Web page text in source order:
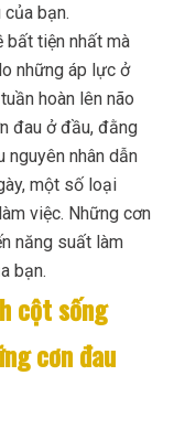
bạn.
bất tiện nhất mà
những áp lực ở
hoàn lên não
đau ở đầu, đằng
nguyên nhân dẫn
một số loại
việc. Những cơn
năng suất làm
bạn.
cột sống
cơn đau